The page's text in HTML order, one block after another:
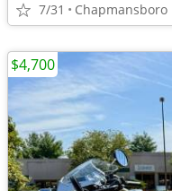
7/31 Chapmansboro
$4,700